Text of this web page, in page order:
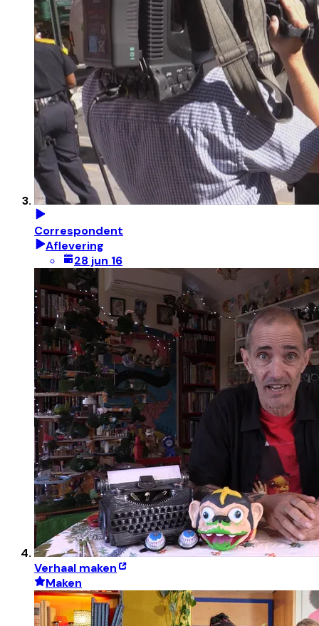
Correspondent
Aflevering
28 jun 16
Verhaal maken
Maken